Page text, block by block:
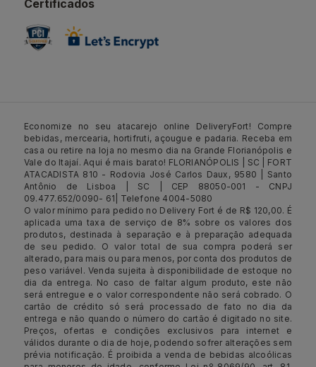
Certificados
Economize no seu atacarejo online DeliveryFort! Compre
bebidas, mercearia, hortifruti, açougue e padaria. Receba em
casa ou retire na loja no mesmo dia na Grande Florianópolis e
Vale do Itajaí. Aqui é mais barato! FLORIANÓPOLIS | SC | FORT
ATACADISTA 810 - Rodovia José Carlos Daux, 9580 | Santo
Antônio de Lisboa | SC | CEP 88050-001 - CNPJ
09.477.652/0090- 61| Telefone 4004-5080
O valor mínimo para pedido no Delivery Fort é de R$ 120,00. É
aplicada uma taxa de serviço de 8% sobre os valores dos
produtos, destinada à separação e à preparação adequada
de seu pedido. O valor total de sua compra poderá ser
alterado, para mais ou para menos, por conta dos produtos de
peso variável. Venda sujeita à disponibilidade de estoque no
dia da entrega. No caso de faltar algum produto, este não
será entregue e o valor correspondente não será cobrado. O
cartão de crédito só será processado de fato no dia da
entrega e não quando o número do cartão é digitado no site.
Preços, ofertas e condições exclusivos para internet e
válidos durante o dia de hoje, podendo sofrer alterações sem
prévia notificação. É proibida a venda de bebidas alcoólicas